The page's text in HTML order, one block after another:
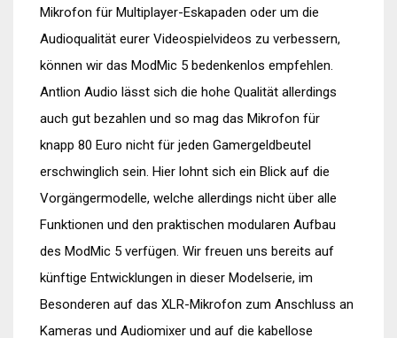
Mikrofon für Multiplayer-Eskapaden oder um die
Audioqualität eurer Videospielvideos zu verbessern,
können wir das ModMic 5 bedenkenlos empfehlen.
Antlion Audio lässt sich die hohe Qualität allerdings
auch gut bezahlen und so mag das Mikrofon für
knapp 80 Euro nicht für jeden Gamergeldbeutel
erschwinglich sein. Hier lohnt sich ein Blick auf die
Vorgängermodelle, welche allerdings nicht über alle
Funktionen und den praktischen modularen Aufbau
des ModMic 5 verfügen. Wir freuen uns bereits auf
künftige Entwicklungen in dieser Modelserie, im
Besonderen auf das XLR-Mikrofon zum Anschluss an
Kameras und Audiomixer und auf die kabellose